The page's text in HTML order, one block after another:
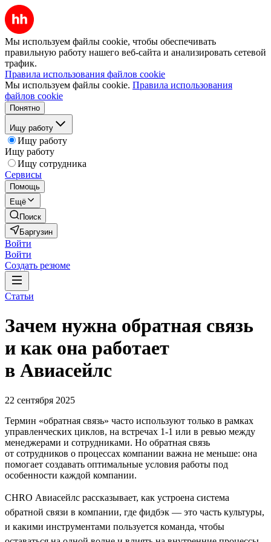
Мы используем файлы cookie, чтобы обеспечивать
правильную работу нашего веб-сайта и анализировать сетевой
трафик.
Правила использования файлов cookie
Мы используем файлы cookie. Правила использования
файлов cookie
Понятно
Ищу работу
Ищу работу
Ищу работу
Ищу сотрудника
Сервисы
Помощь
Ещё
Поиск
Баргузин
Войти
Войти
Создать резюме
Статьи
Зачем нужна обратная связь
и как она работает
в Авиасейлс
22 сентября 2025
Термин «обратная связь» часто используют только в рамках
управленческих циклов, на встречах 1-1 или в ревью между
менеджерами и сотрудниками. Но обратная связь
от сотрудников о процессах компании важна не меньше: она
помогает создавать оптимальные условия работы под
особенности каждой компании.
CHRO Авиасейлс рассказывает, как устроена система
обратной связи в компании, где фидбэк — это часть культуры,
и какими инструментами пользуется команда, чтобы